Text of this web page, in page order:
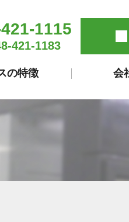
1115
421-1183
の特徴 会